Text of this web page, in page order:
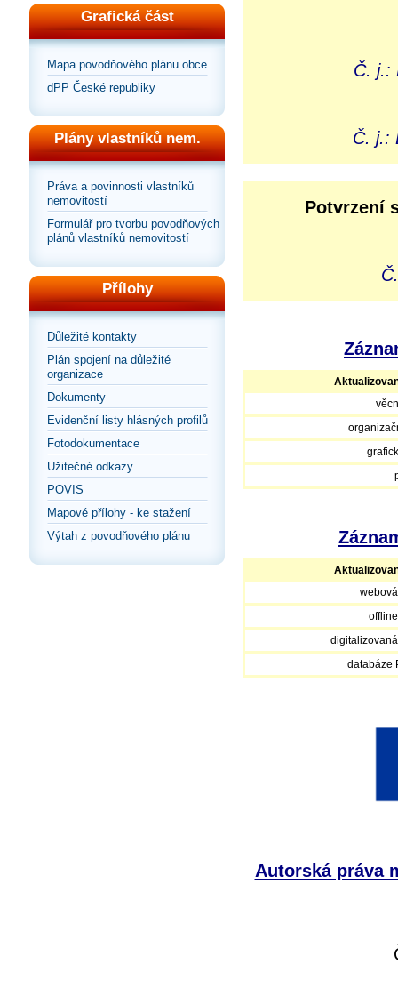
Grafická část
Mapa povodňového plánu obce
dPP České republiky
Plány vlastníků nem.
Práva a povinnosti vlastníků
nemovitostí
Formulář pro tvorbu povodňových
plánů vlastníků nemovitostí
Přílohy
Důležité kontakty
Plán spojení na důležité
organizace
Dokumenty
Evidenční listy hlásných profilů
Fotodokumentace
Užitečné odkazy
POVIS
Mapové přílohy - ke stažení
Výtah z povodňového plánu
Č. j.:
Č. j.:
Potvrzení
databáze
Autorská práva